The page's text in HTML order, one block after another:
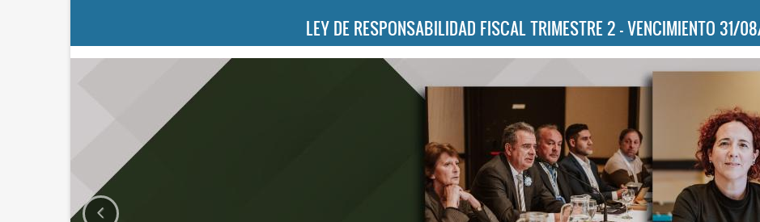
LEY DE RESPONSABILIDAD FISCAL TRIMESTRE 2 - VENCIMIENTO 31/